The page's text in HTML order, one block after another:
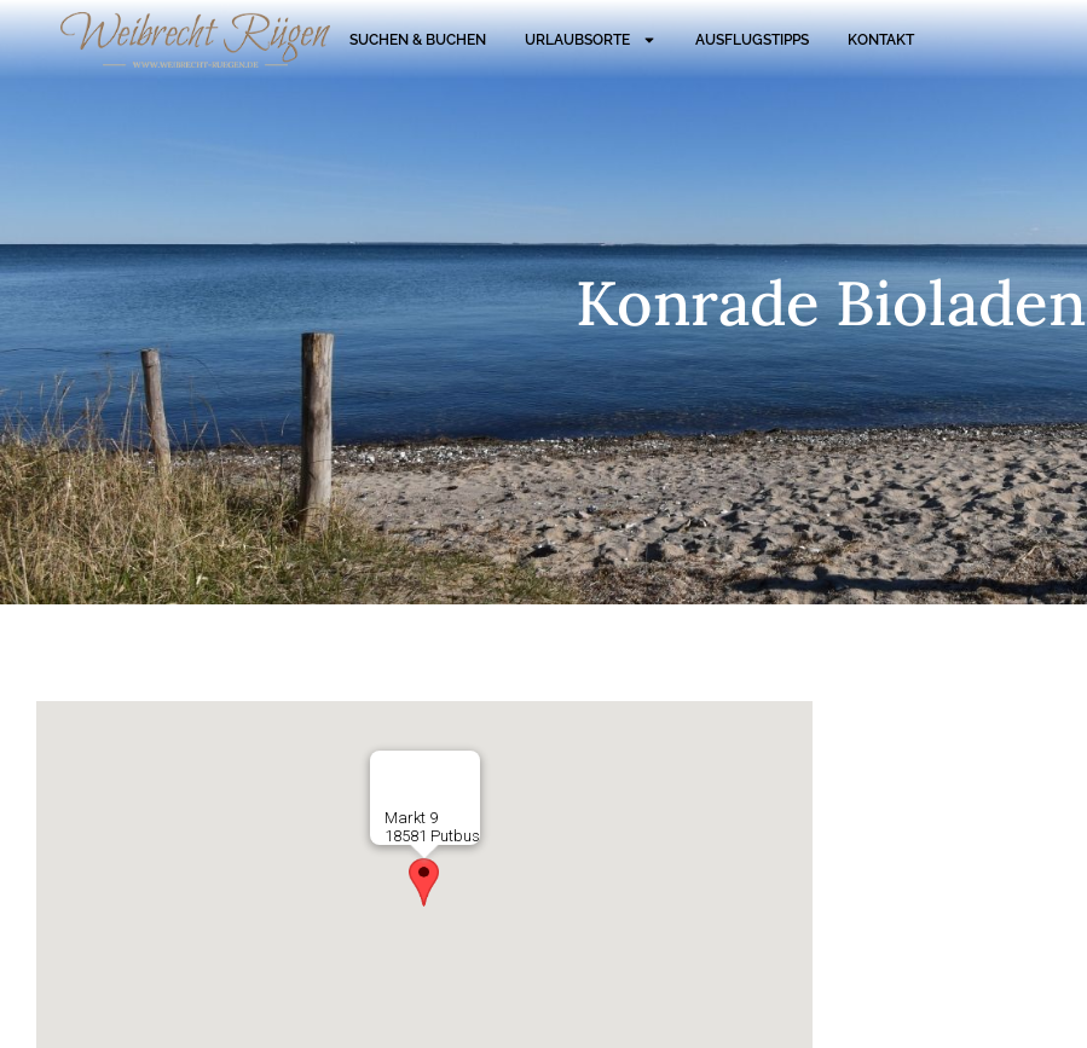
SUCHEN & BUCHEN URLAUBSORTE AUSFLUGSTIPPS KONTAKT
Konrade Bioladen
Markt 9
18581 Putbus